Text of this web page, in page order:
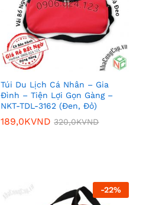
Túi Du Lịch Cá Nhân – Gia
Đình – Tiện Lợi Gọn Gàng –
NKT-TDL-3162 (Đen, Đỏ)
189,0KVND 320,0KVND
-22%